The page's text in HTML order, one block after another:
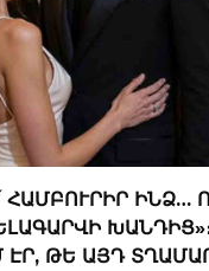
ՀԱՄԲՈՒՐԻՐ ԻՆՁ…
ԷՐ, ԹԵ ԱՅԴ